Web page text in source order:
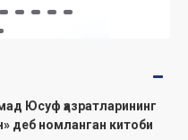
Юсуф ҳазратларининг
деб номланган китоби